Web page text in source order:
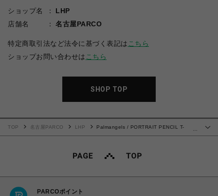
ショップ名
LHP
店舗名
名古屋PARCO
特定商取引法など法令に基づく表記は こちら
ショップお問い合わせは こちら
SHOP TOP
…
TOP 名古屋PARCO LHP
Palmangels / PORTRAIT PENCIL T-
PARCOポイント